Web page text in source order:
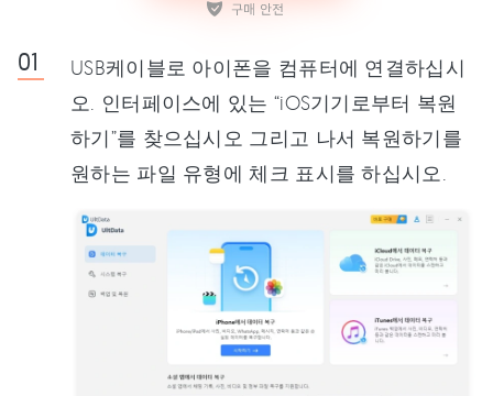
USB케이블로 아이폰을 컴퓨터에 연결하십시
오. 인터페이스에 있는 “iOS기기로부터 복원
하기”를 찾으십시오 그리고 나서 복원하기를
원하는 파일 유형에 체크 표시를 하십시오.